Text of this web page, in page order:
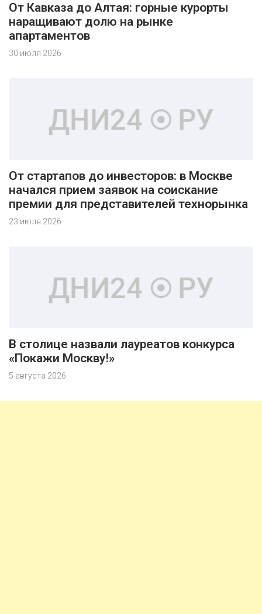
От Кавказа до Алтая: горные курорты
наращивают долю на рынке
апартаментов
30 июля 2026
От стартапов до инвесторов: в Москве
начался прием заявок на соискание
премии для представителей технорынка
23 июля 2026
В столице назвали лауреатов конкурса
«Покажи Москву!»
5 августа 2026